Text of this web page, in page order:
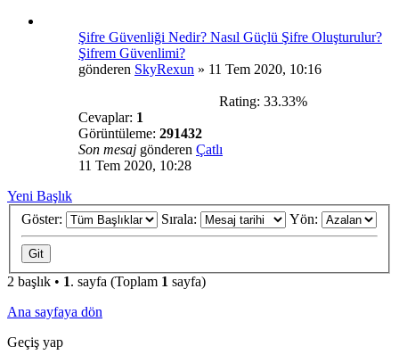
Şifre Güvenliği Nedir? Nasıl Güçlü Şifre Oluşturulur?
Şifrem Güvenlimi?
gönderen SkyRexun » 11 Tem 2020, 10:16
Rating: 33.33%
Cevaplar: 1
Görüntüleme: 291432
Son mesaj gönderen Çatlı
11 Tem 2020, 10:28
Yeni Başlık
Göster:
Sırala: Yön:
2 başlık • 1. sayfa (Toplam 1 sayfa)
Ana sayfaya dön
Geçiş yap